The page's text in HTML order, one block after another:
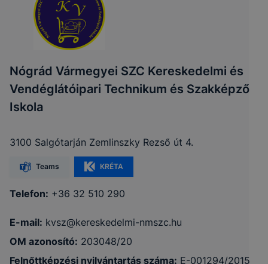
Nógrád Vármegyei SZC Kereskedelmi és
Vendéglátóipari Technikum és Szakképző
Iskola
3100 Salgótarján Zemlinszky Rezső út 4.
Teams KRÉTA
Telefon: +36 32 510 290
E-mail: kvsz@kereskedelmi-nmszc.hu
OM azonosító: 203048/20
Felnőttképzési nyilvántartás száma: E-001294/2015